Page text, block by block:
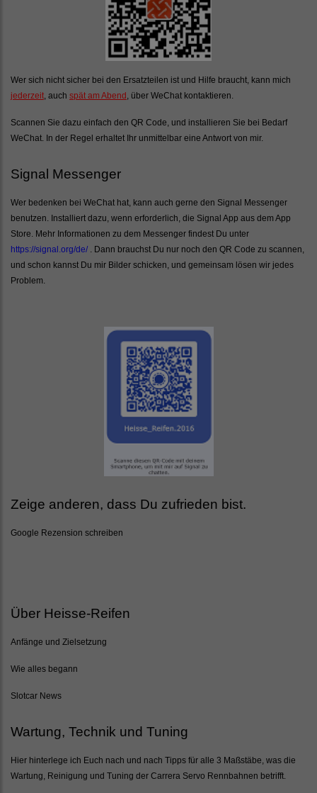
Wer sich nicht sicher bei den Ersatzteilen ist und Hilfe braucht, kann mich
jederzeit , auch spät am Abend , über WeChat kontaktieren.
Scannen Sie dazu einfach den QR Code, und installieren Sie bei Bedarf
WeChat. In der Regel erhaltet Ihr unmittelbar eine Antwort von mir.
Signal Messenger
Wer bedenken bei WeChat hat, kann auch gerne den Signal Messenger
benutzen. Installiert dazu, wenn erforderlich, die Signal App aus dem App
Store. Mehr Informationen zu dem Messenger findest Du unter
https://signal.org/de/ . Dann brauchst Du nur noch den QR Code zu scannen,
und schon kannst Du mir Bilder schicken, und gemeinsam lösen wir jedes
Problem.
Zeige anderen, dass Du zufrieden bist.
Google Rezension schreiben
Über Heisse-Reifen
Anfänge und Zielsetzung
Wie alles begann
Slotcar News
Wartung, Technik und Tuning
Hier hinterlege ich Euch nach und nach Tipps für alle 3 Maßstäbe, was die
Wartung, Reinigung und Tuning der Carrera Servo Rennbahnen betrifft.